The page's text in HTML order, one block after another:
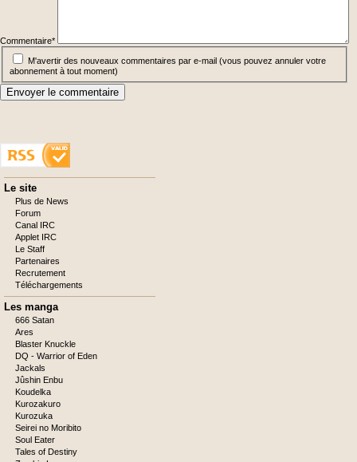
Commentaire*
M'avertir des nouveaux commentaires par e-mail (vous pouvez annuler votre
abonnement à tout moment)
Envoyer le commentaire
Aller
au
contenu
Le site
Plus de News
Forum
Canal IRC
Applet IRC
Le Staff
Partenaires
Recrutement
Téléchargements
Les manga
666 Satan
Ares
Blaster Knuckle
DQ - Warrior of Eden
Jackals
Jûshin Enbu
Koudelka
Kurozakuro
Kurozuka
Seirei no Moribito
Soul Eater
Tales of Destiny